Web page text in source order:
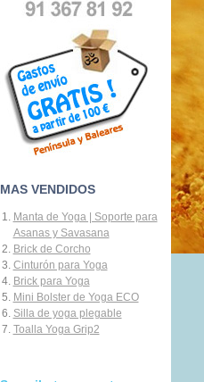
MAS VENDIDOS
Manta de Yoga | Soporte para
Asanas y Savasana
Brick de Corcho
Cinturón para Yoga
Brick para Yoga
Mini Bolster de Yoga ECO
Silla de yoga plegable
Toalla Yoga Grip2